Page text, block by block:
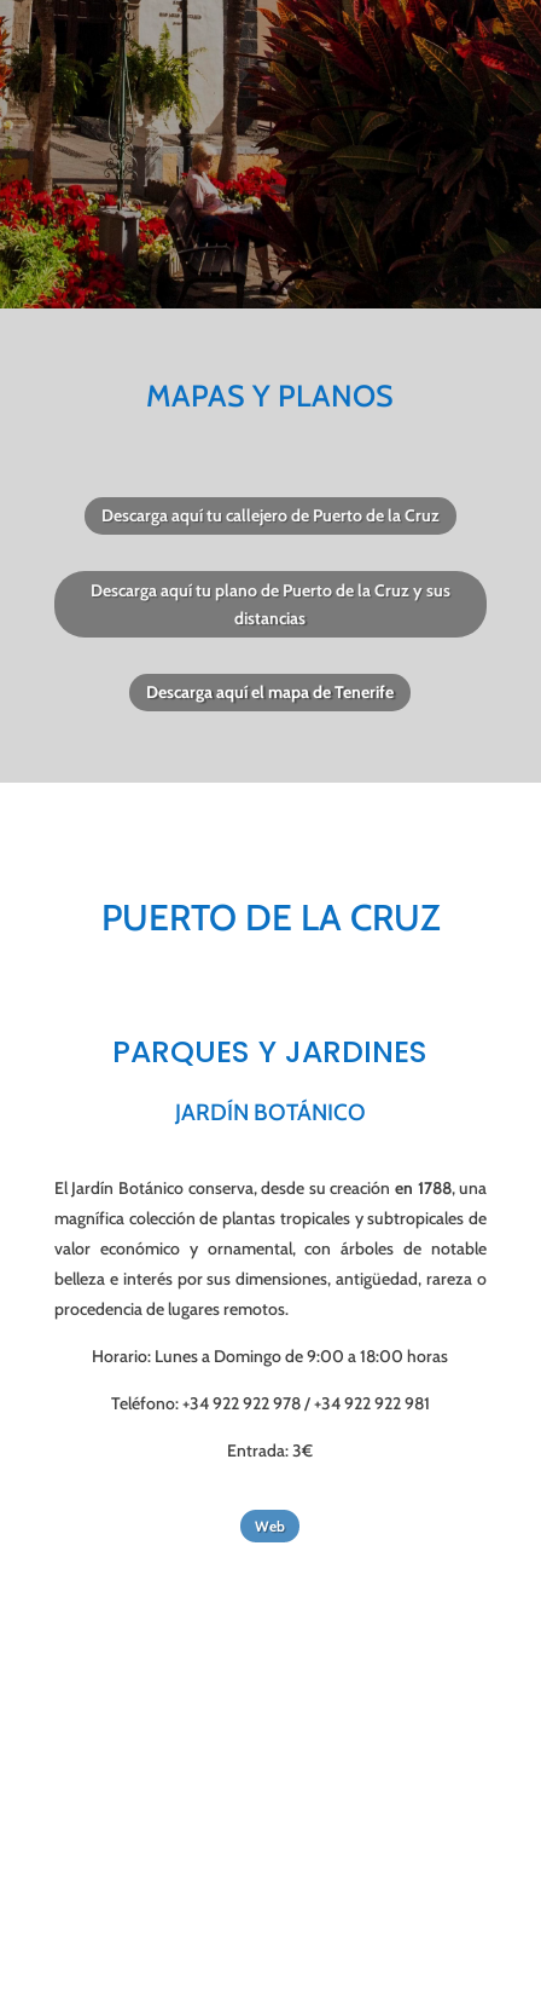
MAPAS Y PLANOS
Descarga aquí tu callejero de Puerto de la Cruz
Descarga aquí tu plano de Puerto de la Cruz y sus
distancias
Descarga aquí el mapa de Tenerife
PUERTO DE LA CRUZ
PARQUES Y JARDINES
JARDÍN BOTÁNICO
El Jardín Botánico conserva, desde su creación en 1788, una
magnífica colección de plantas tropicales y subtropicales de
valor económico y ornamental, con árboles de notable
belleza e interés por sus dimensiones, antigüedad, rareza o
procedencia de lugares remotos.
Horario: Lunes a Domingo de9:00 a 18:00 horas
Teléfono: +34 922 922 978 / +34 922 922 981
Entrada: 3€
Web